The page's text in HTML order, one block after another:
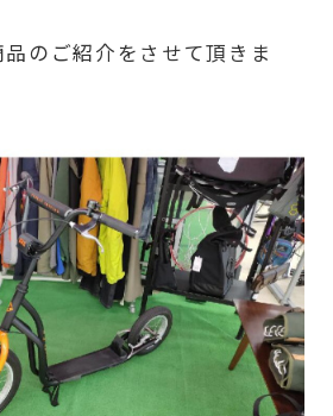
のご紹介をさせて頂きま